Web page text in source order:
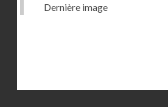
Dernière image